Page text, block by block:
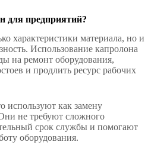
для предприятий?
характеристики материала, но и
Использование капролона
на ремонт оборудования,
и продлить ресурс рабочих
используют как замену
не требуют сложного
срок службы и помогают
оборудования.